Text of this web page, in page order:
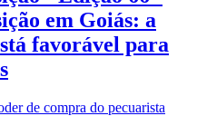
em Goiás: a
favorável para
de compra do pecuarista